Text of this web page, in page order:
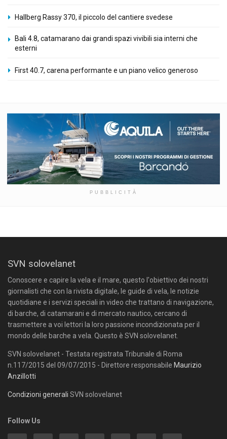
Hallberg Rassy 370, il piccolo del cantiere svedese
Bali 4.8, catamarano dai grandi spazi vivibili sia interni che
esterni
First 40.7, carena performante e un piano velico generoso
PUBBLICITÀ
SVN solovelanet
Conoscere e capire la vela e il mare, questo l'obiettivo dei nostri
giornalisti che con la rivista digitale, le guide di vela, le notizie
quotidiane e i servizi speciali in video che trattano di navigazione,
di barche, di catamarani e di mercato nautico, cercano di
trasmettere a voi lettori la loro passione incondizionata per il
mondo delle barche a vela. Questo è SVN solovelanet.
SVN solovelanet - Testata registrata Tribunale di Roma
n.117/2015 del 09/07/2015 - Direttore responsabile Maurizio
Anzillotti
Condizioni generali SVN solovelanet
Follow Us